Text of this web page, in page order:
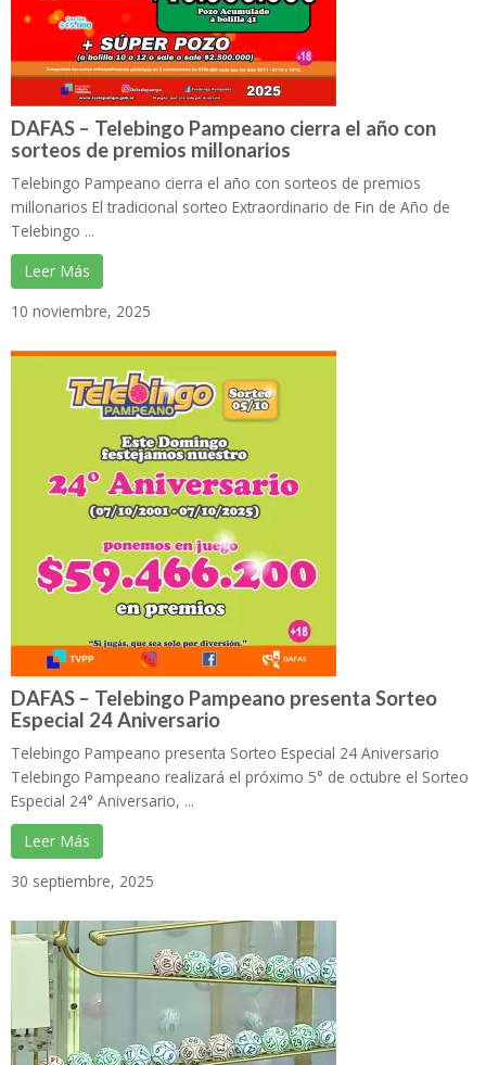
DAFAS – Telebingo Pampeano cierra el año con
sorteos de premios millonarios
Telebingo Pampeano cierra el año con sorteos de premios
millonarios El tradicional sorteo Extraordinario de Fin de Año de
Telebingo ...
Leer Más
10 noviembre, 2025
DAFAS – Telebingo Pampeano presenta Sorteo
Especial 24 Aniversario
Telebingo Pampeano presenta Sorteo Especial 24 Aniversario
Telebingo Pampeano realizará el próximo 5° de octubre el Sorteo
Especial 24° Aniversario, ...
Leer Más
30 septiembre, 2025